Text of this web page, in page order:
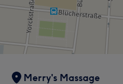
Merry's Massage